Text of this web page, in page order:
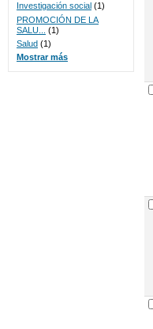
Investigación social (1)
PROMOCIÓN DE LA
SALU...
(1)
Salud (1)
Mostrar más